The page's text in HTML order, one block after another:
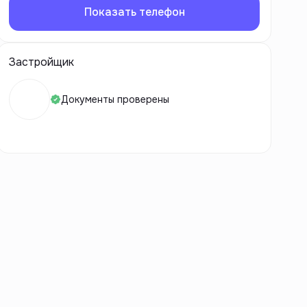
Показать телефон
Застройщик
Документы проверены